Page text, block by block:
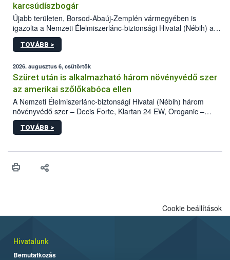
karcsúdíszbogár
Újabb területen, Borsod-Abaúj-Zemplén vármegyében is
igazolta a Nemzeti Élelmiszerlánc-biztonsági Hivatal (Nébih) a
kőrisrontó karcsúdíszbogár (Agrilus planipennis) jelenlétét. A
kártevőt nem csak színcsapdában találták meg, de már fertőzött
az intenzív felderítést, emellett az intézkedéseket a szlovák
hatósággal is összehangolják a terjedés megállítása érdekében.
TOVÁBB >
2026. augusztus 6, csütörtök
Szüret után is alkalmazható három növényvédő szer
az amerikai szőlőkabóca ellen
A Nemzeti Élelmiszerlánc-biztonsági Hivatal (Nébih) három
növényvédő szer – Decis Forte, Klartan 24 EW, Oroganic –
engedélyokiratát módosította, így azok a szüretet követően,
egészen a vesszőérettség (BBCH 91) stádiumáig
érésű szőlőkben is legyen lehetőség a károsító elleni további
felhasználók számára is elérhető és ökológiai termesztésben is
TOVÁBB >
Cookie beállítások
Hivatalunk
Bemutatkozás